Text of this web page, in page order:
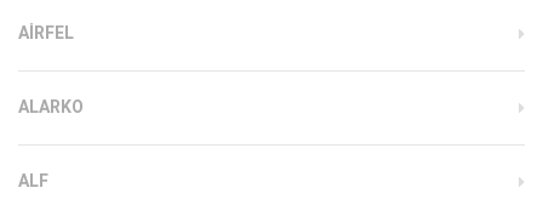
AIRFEL
ALARKO
ALF